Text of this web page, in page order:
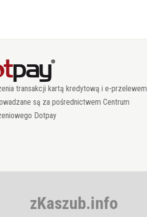
transakcji kartą kredytową i e-przelewem
są za pośrednictwem Centrum
Dotpay
zKaszub.info